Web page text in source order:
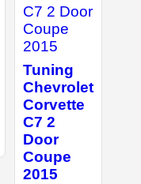
Tuning
Chevrolet
Corvette
C7 2
Door
Coupe
2015